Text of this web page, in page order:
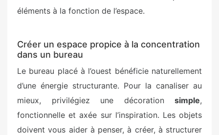
éléments à la fonction de l’espace.
Créer un espace propice à la concentration
dans un bureau
Le bureau placé à l’ouest bénéficie naturellement
d’une énergie structurante. Pour la canaliser au
mieux, privilégiez une décoration simple,
fonctionnelle et axée sur l’inspiration. Les objets
doivent vous aider à penser, à créer, à structurer